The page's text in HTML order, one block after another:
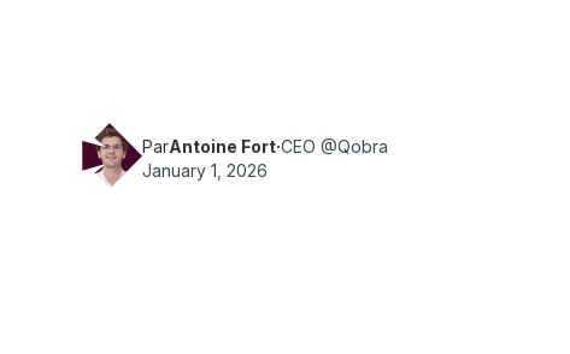
ParAntoine Fort·CEO @Qobra
January 1, 2026